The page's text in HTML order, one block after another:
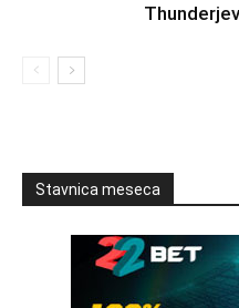
Stavnica meseca